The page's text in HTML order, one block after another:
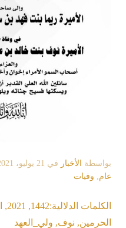
بواسطة الأخبار في 21 يوليو، 2021
عام
وفيات
الكلمات الدلالية:1442
,
2021
,
الحرمين, نوف, ولي_العهد